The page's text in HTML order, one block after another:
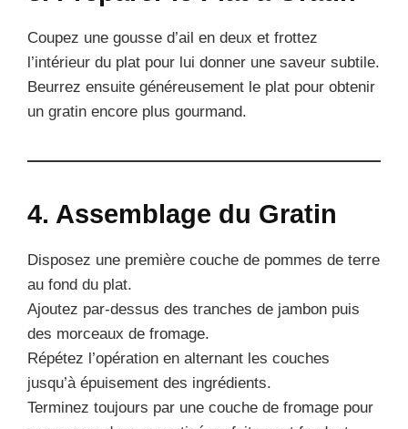
Coupez une gousse d’ail en deux et frottez
l’intérieur du plat pour lui donner une saveur subtile.
Beurrez ensuite généreusement le plat pour obtenir
un gratin encore plus gourmand.
4. Assemblage du Gratin
Disposez une première couche de pommes de terre
au fond du plat.
Ajoutez par-dessus des tranches de jambon puis
des morceaux de fromage.
Répétez l’opération en alternant les couches
jusqu’à épuisement des ingrédients.
Terminez toujours par une couche de fromage pour